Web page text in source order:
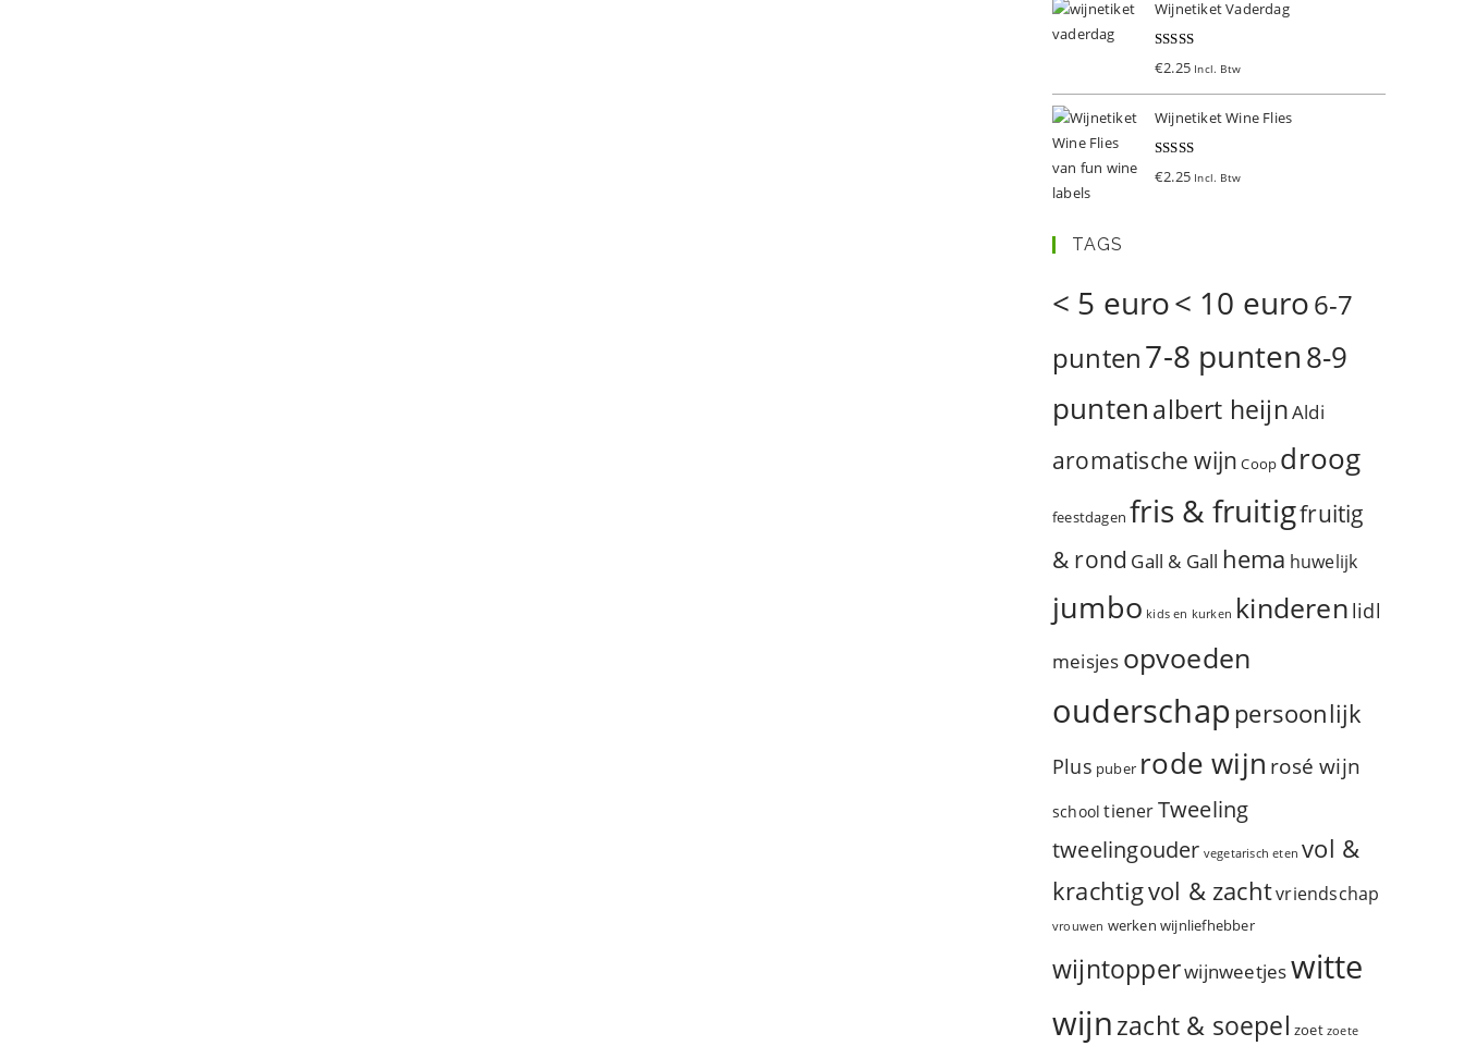
Wijnetiket Vaderdag
Gewaardeer
€2.25 Incl. Btw
Wijnetiket Wine Flies
Gewaardeer
€2.25 Incl. Btw
TAGS
< 5 euro< 10 euro6-7
punten7-8 punten8-9
puntenalbert heijnAldi
aromatische wijn Coop droog
feestdagen fris & fruitigfruitig
& rond Gall & Gall hema huwelijk
jumbo kids en kurken kinderen lidl
meisjes opvoeden
ouderschappersoonlijk
Plus puber rode wijn rosé wijn
school tienerTweeling
tweelingouder vegetarisch eten vol &
krachtigvol & zachtvriendschap
vrouwen werken wijnliefhebber
wijntopperwijnweetjeswitte
wijnzacht & soepel zoet zoete